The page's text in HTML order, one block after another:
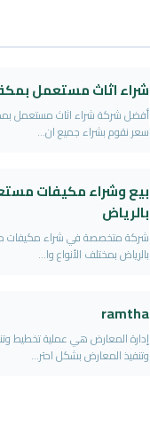
شراء اثاث مستعمل
أفضل شركة شراء اثاث مستعمل
سعر نقوم بشراء جميع ان...
بيع وشراء مكيفات
بالرياض
شركة متخصصة في شراء مكيفات
بالرياض بمختلف الأنواع وا...
ramtha
إدارة المعارض هي عملية تخطيط
وتنفيذ المعارض بشكل احتر...